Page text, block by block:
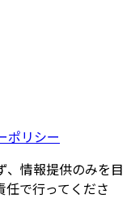
ポリシー
、情報提供のみを目
で行ってくださ